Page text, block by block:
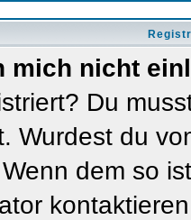
mich nicht
Du
Wurdest du
dem so